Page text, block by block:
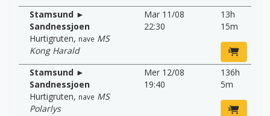
Stamsund ►
Sandnessjoen
Hurtigruten, nave MS
Kong Harald
Mar 11/08
22:30
13h
15m
Stamsund ►
Sandnessjoen
Hurtigruten, nave MS
Polarlys
Mer 12/08
19:40
136h
5m